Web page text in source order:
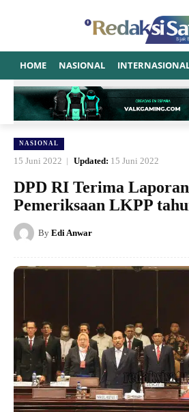
HOME NASIONAL
NASIONAL
15 Juni 2022 Updated: 15 Juni 2022
DPD RI Terima
Pemeriksaan LKPP
By Edi Anwar